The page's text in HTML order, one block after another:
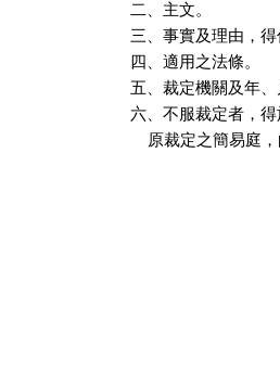
二、主文。
三、事實及理由，得
四、適用之法條。
五、裁定機關及年、
六、不服裁定者，
原裁定之簡易庭